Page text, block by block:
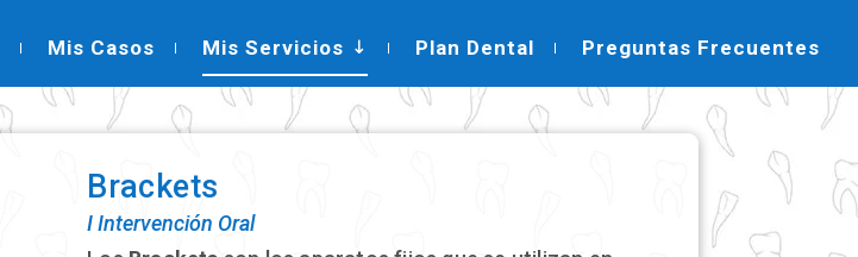
Mis Casos Mis Servicios Plan Dental Preguntas Frecuentes
Brackets
Ι Intervención Oral